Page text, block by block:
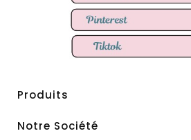
Produits
Notre Société